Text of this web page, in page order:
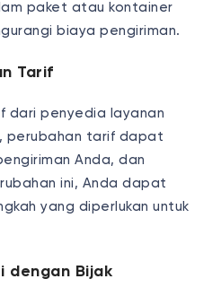
paket atau kontainer
biaya pengiriman.
Tarif
dari penyedia layanan
perubahan tarif dapat
Anda, dan
ini, Anda dapat
yang diperlukan untuk
dengan Bijak